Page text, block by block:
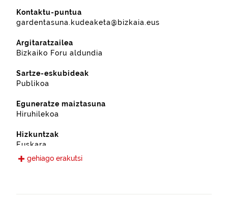
Kontaktu-puntua
gardentasuna.kudeaketa@bizkaia.eus
Argitaratzailea
Bizkaiko Foru aldundia
Sartze-eskubideak
Publikoa
Eguneratze maiztasuna
Hiruhilekoa
Hizkuntzak
Euskara
Gaztelania
gehiago erakutsi